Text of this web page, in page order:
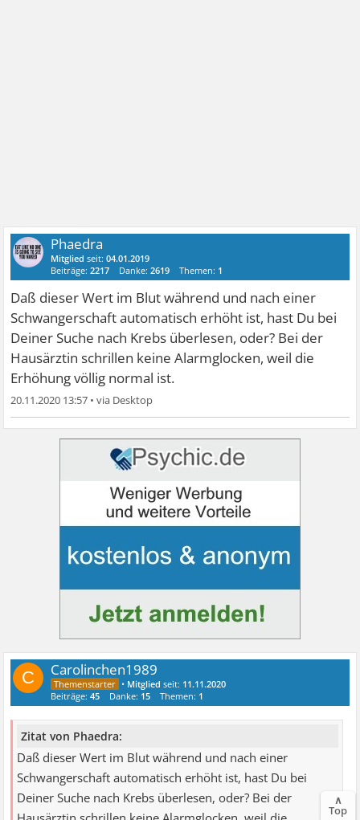
Phaedra
Mitglied seit:04.01.2019
Beiträge:2217 Danke:2619 Themen: 1
Daß dieser Wert im Blut während und nach einer
Schwangerschaft automatisch erhöht ist, hast Du bei
Deiner Suche nach Krebs überlesen, oder? Bei der
Hausärztin schrillen keine Alarmglocken, weil die
Erhöhung völlig normal ist.
20.11.2020 13:57 •
C Carolinchen1989
• Mitglied seit: 11.11.2020
Beiträge:45 Danke: 15 Themen: 1
Zitat von Phaedra:
Daß dieser Wert im Blut während und nach einer
Schwangerschaft automatisch erhöht ist, hast Du bei
Deiner Suche nach Krebs überlesen, oder? Bei der
∧
Top